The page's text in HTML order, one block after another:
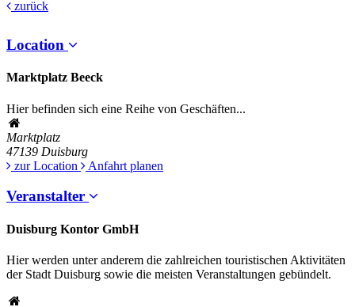
zurück
Location
Marktplatz Beeck
Hier befinden sich eine Reihe von Geschäften...
Marktplatz
47139 Duisburg
zur Location
Anfahrt planen
Veranstalter
Duisburg Kontor GmbH
Hier werden unter anderem die zahlreichen touristischen Aktivitäten
der Stadt Duisburg sowie die meisten Veranstaltungen gebündelt.